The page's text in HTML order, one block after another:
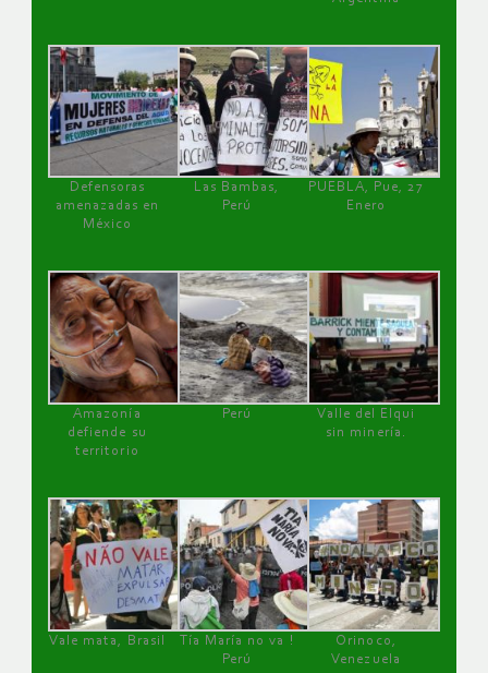
Defensoras
amenazadas en
México
Las Bambas,
Perú
PUEBLA, Pue, 27
Enero
Amazonía
defiende su
territorio
Perú
Valle del Elqui
sin minería.
Vale mata, Brasil
Tía María no va !
Perú
Orinoco,
Venezuela